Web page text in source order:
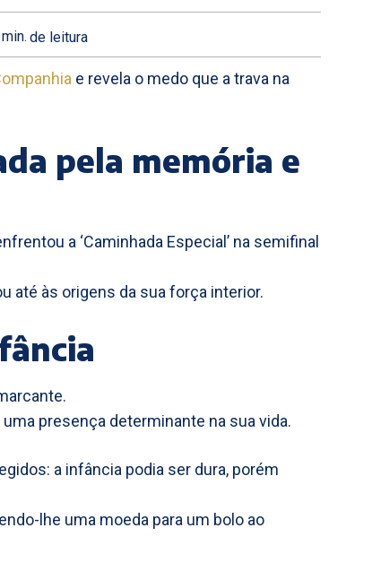
min. de leitura
e revela o medo que a trava na
pela memória e
a ‘Caminhada Especial’ na semifinal
até às origens da sua força interior.
presença determinante na sua vida.
a infância podia ser dura, porém
lhe uma moeda para um bolo ao